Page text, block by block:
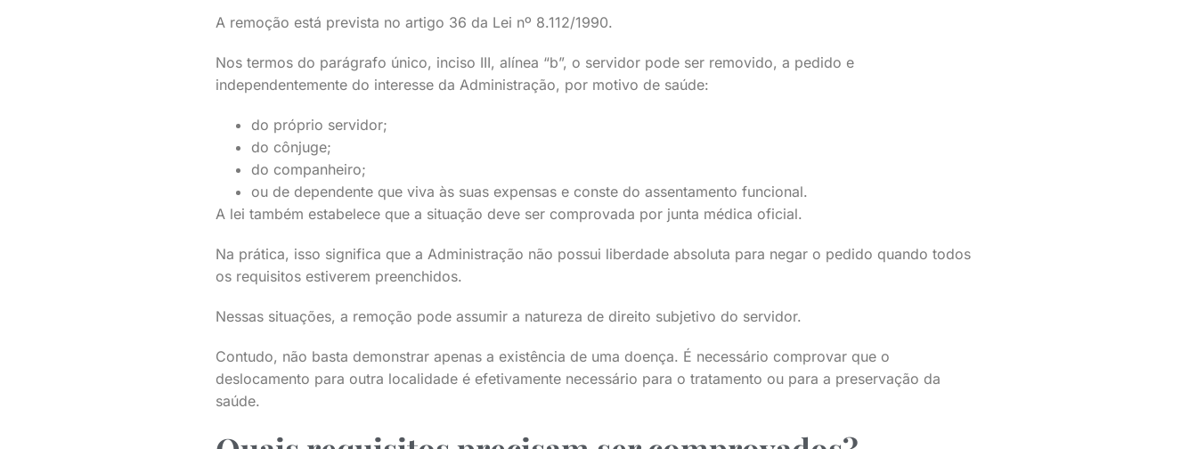
A remoção está prevista no artigo 36 da Lei nº 8.112/1990.
Nos termos do parágrafo único, inciso III, alínea “b”, o servidor pode ser removido, a pedido e
independentemente do interesse da Administração, por motivo de saúde:
do próprio servidor;
do cônjuge;
do companheiro;
ou de dependente que viva às suas expensas e conste do assentamento funcional.
A lei também estabelece que a situação deve ser comprovada por junta médica oficial.
Na prática, isso significa que a Administração não possui liberdade absoluta para negar o pedido quando todos
os requisitos estiverem preenchidos.
Nessas situações, a remoção pode assumir a natureza de direito subjetivo do servidor.
Contudo, não basta demonstrar apenas a existência de uma doença. É necessário comprovar que o
deslocamento para outra localidade é efetivamente necessário para o tratamento ou para a preservação da
saúde.